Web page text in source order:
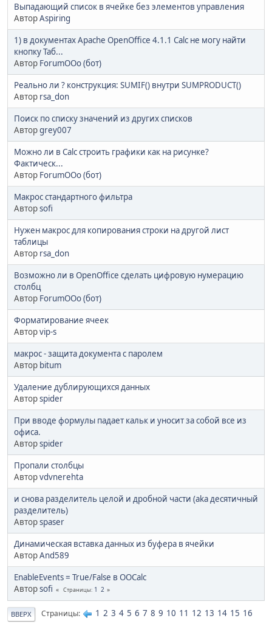
Выпадающий список в ячейке без элементов управления
АвторAspiring
1) в документах Apache OpenOffice 4.1.1 Calc не могу найти
кнопку Таб...
Автор ForumOOo (бот)
Реально ли ? конструкция: SUMIF() внутри SUMPRODUCT()
Автор rsa_don
Поиск по списку значений из других списков
Авторgrey007
Можно ли в Calc строить графики как на рисунке?
Фактическ...
Автор ForumOOo (бот)
Макрос стандартного фильтра
Авторsofi
Нужен макрос для копирования строки на другой лист
таблицы
Автор rsa_don
Возможно ли в OpenOffice сделать цифровую нумерацию
столбц
Автор ForumOOo (бот)
Форматирование ячеек
Авторvip-s
макрос - защита документа с паролем
Автор bitum
Удаление дублирующихся данных
Авторspider
При вводе формулы падает кальк и уносит за собой все из
офиса.
Авторspider
Пропали столбцы
Авторvdvnerehta
и снова разделитель целой и дробной части (aka десятичный
разделитель)
Авторspaser
Динамическая вставка данных из буфера в ячейки
АвторAnd589
EnableEvents = True/False в OOCalc
Авторsofi Страницы 1 2
ВВЕРХ Страницы 1 2 3 4 5 6 7 8 9 10 11 12 13 14 15 16